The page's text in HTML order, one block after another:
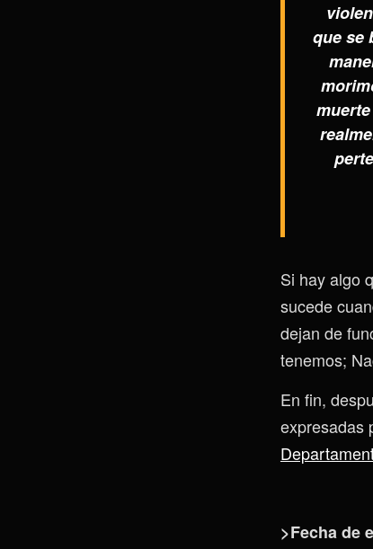
que se
Si hay algo
sucede
dejan de
tenemos;
En fin,
expresadas
>Fecha de